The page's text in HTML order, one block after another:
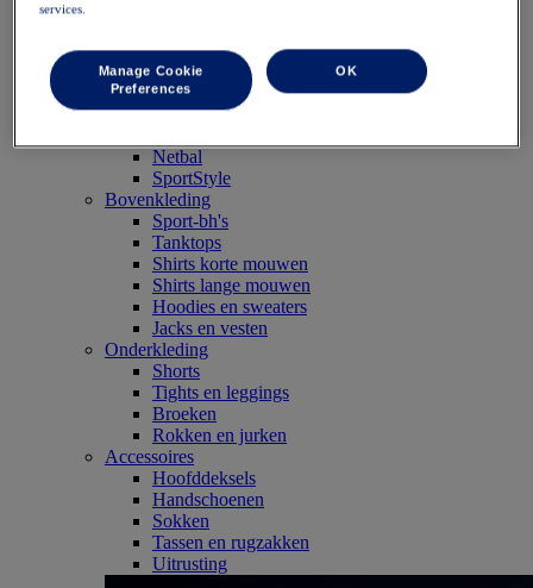
Trailrunnen
Tennis
Volleybal
Handbal
Netbal
SportStyle
Bovenkleding
Sport-bh's
Tanktops
Shirts korte mouwen
Shirts lange mouwen
Hoodies en sweaters
Jacks en vesten
Onderkleding
Shorts
Tights en leggings
Broeken
Rokken en jurken
Accessoires
Hoofddeksels
Handschoenen
Sokken
Tassen en rugzakken
Uitrusting
services.
Manage Cookie
Preferences
OK